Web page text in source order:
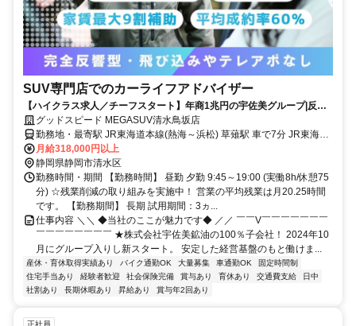
SUV専門店でのカーライフアドバイザー
【ハイクラス求人／チーフスタート】年商1兆円の宇佐美グループ|反響
営業のみ！年休120日＋計画有給5日
グッドスピード MEGASUV清水鳥坂店
勤務地・最寄駅 JR東海道本線(熱海～浜松) 草薙駅 車で7分 JR東海道
本線(熱海～浜松) 静岡駅 車で16分 JR東海道本線(熱海～浜松) 清水駅
車で13分 イオン清水店より車で5分
月給318,000円以上
静岡県静岡市清水区
勤務時間・期間 【勤務時間】 昼勤 夕勤 9:45～19:00 (実働8h/休憩75
分) ☆残業削減の取り組みを実施中！ 営業の平均残業は月20.25時間
です。 【勤務期間】 長期 試用期間：3ヵ...
仕事内容 ＼＼ ◆当社のここが魅力です◆ ／／ ￣￣V￣￣￣￣￣￣￣
￣￣￣￣￣￣￣￣ ★株式会社宇佐美鉱油の100％子会社！ 2024年10
月にグループ入りし新スタート。 安定した経営基盤のもと働けま...
産休・育休取得実績あり バイク通勤OK 大量募集 車通勤OK
固定時間制
住宅手当あり
経験者歓迎 社会保険完備 賞与あり 育休あり 交通費支給
日中
社割あり
長期休暇あり 昇給あり 賞与年2回あり
正社員